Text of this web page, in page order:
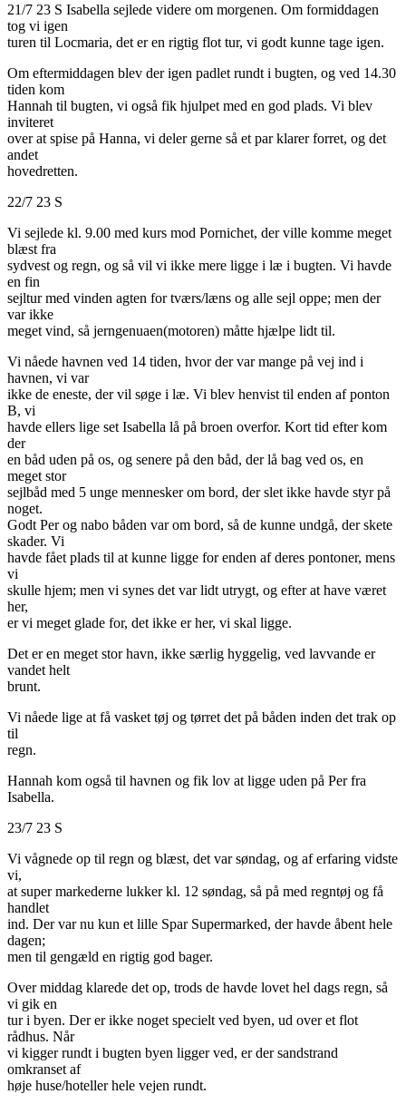
21/7 23 S Isabella sejlede videre om morgenen. Om formiddagen
tog vi igen
turen til Locmaria, det er en rigtig flot tur, vi godt kunne tage igen.
Om eftermiddagen blev der igen padlet rundt i bugten, og ved 14.30
tiden kom
Hannah til bugten, vi også fik hjulpet med en god plads. Vi blev
inviteret
over at spise på Hanna, vi deler gerne så et par klarer forret, og det
andet
hovedretten.
22/7 23 S
Vi sejlede kl. 9.00 med kurs mod Pornichet, der ville komme meget
blæst fra
sydvest og regn, og så vil vi ikke mere ligge i læ i bugten. Vi havde
en fin
sejltur med vinden agten for tværs/læns og alle sejl oppe; men der
var ikke
meget vind, så jerngenuaen(motoren) måtte hjælpe lidt til.
Vi nåede havnen ved 14 tiden, hvor der var mange på vej ind i
havnen, vi var
ikke de eneste, der vil søge i læ. Vi blev henvist til enden af ponton
B, vi
havde ellers lige set Isabella lå på broen overfor. Kort tid efter kom
der
en båd uden på os, og senere på den båd, der lå bag ved os, en
meget stor
sejlbåd med 5 unge mennesker om bord, der slet ikke havde styr på
noget.
Godt Per og nabo båden var om bord, så de kunne undgå, der skete
skader. Vi
havde fået plads til at kunne ligge for enden af deres pontoner, mens
vi
skulle hjem; men vi synes det var lidt utrygt, og efter at have været
her,
er vi meget glade for, det ikke er her, vi skal ligge.
Det er en meget stor havn, ikke særlig hyggelig, ved lavvande er
vandet helt
brunt.
Vi nåede lige at få vasket tøj og tørret det på båden inden det trak op
til
regn.
Hannah kom også til havnen og fik lov at ligge uden på Per fra
Isabella.
23/7 23 S
Vi vågnede op til regn og blæst, det var søndag, og af erfaring vidste
vi,
at super markederne lukker kl. 12 søndag, så på med regntøj og få
handlet
ind. Der var nu kun et lille Spar Supermarked, der havde åbent hele
dagen;
men til gengæld en rigtig god bager.
Over middag klarede det op, trods de havde lovet hel dags regn, så
vi gik en
tur i byen. Der er ikke noget specielt ved byen, ud over et flot
rådhus. Når
vi kigger rundt i bugten byen ligger ved, er der sandstrand
omkranset af
høje huse/hoteller hele vejen rundt.